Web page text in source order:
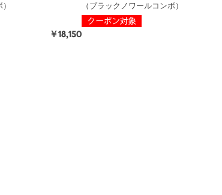
￥18,150
（ブラックノワールコンボ）